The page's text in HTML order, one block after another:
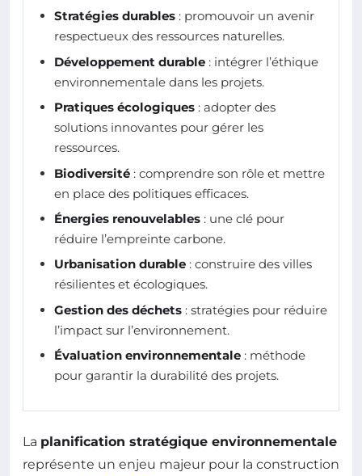
Stratégies durables : promouvoir un avenir
respectueux des ressources naturelles.
Développement durable : intégrer l’éthique
environnementale dans les projets.
Pratiques écologiques : adopter des
solutions innovantes pour gérer les
ressources.
Biodiversité : comprendre son rôle et mettre
en place des politiques efficaces.
Énergies renouvelables : une clé pour
réduire l’empreinte carbone.
Urbanisation durable : construire des villes
résilientes et écologiques.
Gestion des déchets : stratégies pour réduire
l’impact sur l’environnement.
Évaluation environnementale : méthode
pour garantir la durabilité des projets.
La planification stratégique environnementale
représente un enjeu majeur pour la construction